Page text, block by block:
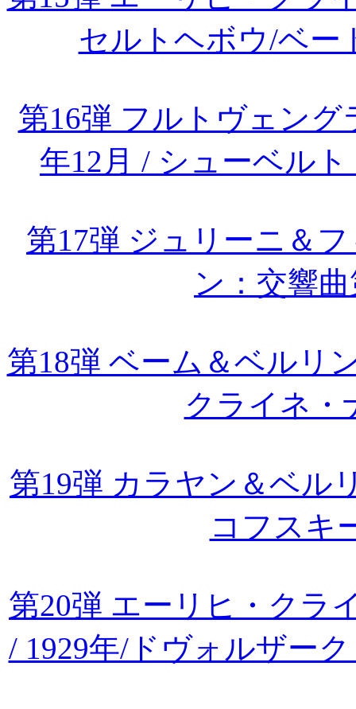
セルトヘボウ/ベー
第16弾 フルトヴェング
年12月 / シューベル
第17弾 ジュリーニ＆
ン：交響
第18弾 ベーム＆ベルリ
クライネ・
第19弾 カラヤン＆ベル
コフスキ
第20弾 エーリヒ・クラ
/ 1929年/ドヴォルザー